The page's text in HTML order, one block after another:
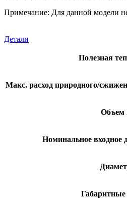
Примечание: Для данной модели
Детали
Полезная
Макс. расход природного/
Объем
Номинальное входное